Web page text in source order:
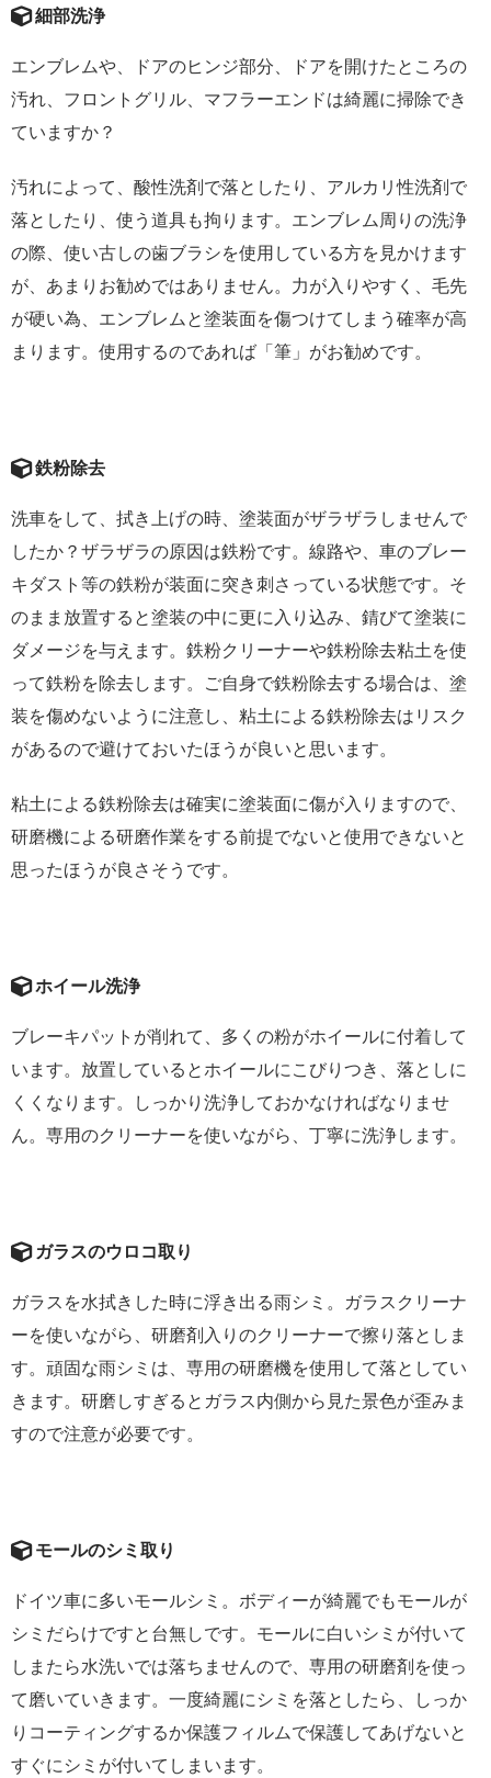
細部洗浄
エンブレムや、ドアのヒンジ部分、ドアを開けたところの
汚れ、フロントグリル、マフラーエンドは綺麗に掃除でき
ていますか？
汚れによって、酸性洗剤で落としたり、アルカリ性洗剤で
落としたり、使う道具も拘ります。エンブレム周りの洗浄
の際、使い古しの歯ブラシを使用している方を見かけます
が、あまりお勧めではありません。力が入りやすく、毛先
が硬い為、エンブレムと塗装面を傷つけてしまう確率が高
まります。使用するのであれば「筆」がお勧めです。
鉄粉除去
洗車をして、拭き上げの時、塗装面がザラザラしませんで
したか？ザラザラの原因は鉄粉です。線路や、車のブレー
キダスト等の鉄粉が装面に突き刺さっている状態です。そ
のまま放置すると塗装の中に更に入り込み、錆びて塗装に
ダメージを与えます。鉄粉クリーナーや鉄粉除去粘土を使
って鉄粉を除去します。ご自身で鉄粉除去する場合は、塗
装を傷めないように注意し、粘土による鉄粉除去はリスク
があるので避けておいたほうが良いと思います。
粘土による鉄粉除去は確実に塗装面に傷が入りますので、
研磨機による研磨作業をする前提でないと使用できないと
思ったほうが良さそうです。
ホイール洗浄
ブレーキパットが削れて、多くの粉がホイールに付着して
います。放置しているとホイールにこびりつき、落としに
くくなります。しっかり洗浄しておかなければなりませ
ん。専用のクリーナーを使いながら、丁寧に洗浄します。
ガラスのウロコ取り
ガラスを水拭きした時に浮き出る雨シミ。ガラスクリーナ
ーを使いながら、研磨剤入りのクリーナーで擦り落としま
す。頑固な雨シミは、専用の研磨機を使用して落としてい
きます。研磨しすぎるとガラス内側から見た景色が歪みま
すので注意が必要です。
モールのシミ取り
ドイツ車に多いモールシミ。ボディーが綺麗でもモールが
シミだらけですと台無しです。モールに白いシミが付いて
しまたら水洗いでは落ちませんので、専用の研磨剤を使っ
て磨いていきます。一度綺麗にシミを落としたら、しっか
りコーティングするか保護フィルムで保護してあげないと
すぐにシミが付いてしまいます。